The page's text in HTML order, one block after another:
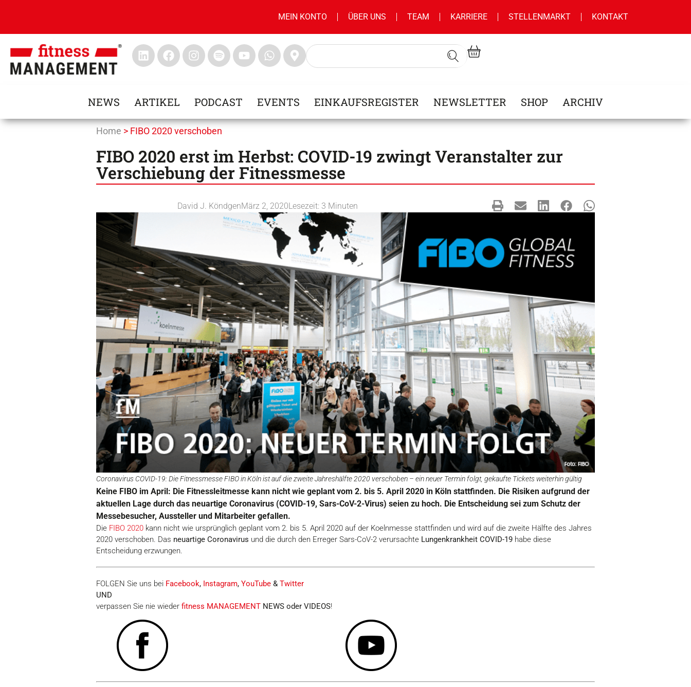
MEIN KONTO ÜBER UNS TEAM KARRIERE STELLENMARKT KONTAKT
NEWS ARTIKEL PODCAST EVENTS EINKAUFSREGISTER NEWSLETTER SHOP ARCHIV
Home > FIBO 2020 verschoben
FIBO 2020 erst im Herbst: COVID-19 zwingt Veranstalter zur
Verschiebung der Fitnessmesse
David J. KöndgenMärz 2, 2020Lesezeit: 3 Minuten
Coronavirus COVID-19: Die Fitnessmesse FIBO in Köln ist auf die zweite Jahreshälfte 2020 verschoben – ein neuer Termin folgt, gekaufte Tickets weiterhin gültig
Keine FIBO im April: Die Fitnessleitmesse kann nicht wie geplant vom 2. bis 5. April 2020 in Köln stattfinden. Die Risiken aufgrund der
aktuellen Lage durch das neuartige Coronavirus (COVID-19, Sars-CoV-2-Virus) seien zu hoch. Die Entscheidung sei zum Schutz der
Messebesucher, Aussteller und Mitarbeiter gefallen.
Die FIBO 2020 kann nicht wie ursprünglich geplant vom 2. bis 5. April 2020 auf der Koelnmesse stattfinden und wird auf die zweite Hälfte des Jahres
2020 verschoben. Das neuartige Coronavirus und die durch den Erreger Sars-CoV-2 verursachte Lungenkrankheit COVID-19 habe diese
Entscheidung erzwungen.
FOLGEN Sie uns bei Facebook, Instagram, YouTube & Twitter
UND
verpassen Sie nie wieder fitness MANAGEMENT NEWS oder VIDEOS!